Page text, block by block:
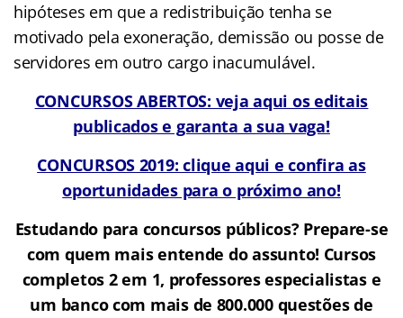
hipóteses em que a redistribuição tenha se
motivado pela exoneração, demissão ou posse de
servidores em outro cargo inacumulável.
CONCURSOS ABERTOS: veja aqui os editais
publicados e garanta a sua vaga!
CONCURSOS 2019: clique aqui e confira as
oportunidades para o próximo ano!
Estudando para concursos públicos? Prepare-se
com quem mais entende do assunto! Cursos
completos 2 em 1, professores especialistas e
um banco com mais de 800.000 questões de